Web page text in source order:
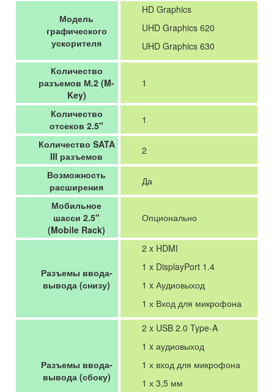
Модель
графического
ускорителя
HD Graphics
UHD Graphics 620
UHD Graphics 630
Количество
разъемов М.2 (M-
Key)
1
Количество
отсеков 2.5"
1
Количество SATA
III разъемов
2
Возможность
расширения
Да
Мобильное
шасси 2.5"
(Mobile Rack)
Опционально
Разъемы ввода-
вывода (снизу)
2 x HDMI
1 x DisplayPort 1.4
1 x Аудиовыход
1 х Вход для микрофона
Разъемы ввода-
вывода (сбоку)
2 x USB 2.0 Type-A
1 x аудиовыход
1 х вход для микрофона
1 х 3,5 мм